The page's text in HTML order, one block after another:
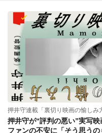
押井守連載「裏切り映画の愉しみ
押井守が“評判の悪い”実写映
ファンの不安に「そう思う